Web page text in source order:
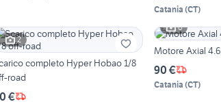
Catania (CT)
2
completo Hyper Hobao 1/8
road
€
6
Motore Axial
90 €
Catania (CT)